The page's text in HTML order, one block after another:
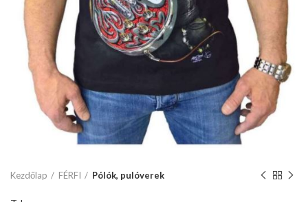
Kezdőlap FÉRFI Pólók, pulóverek